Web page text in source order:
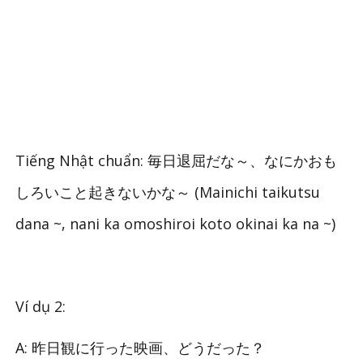
Tiếng Nhật chuẩn: 毎日退屈だな～、なにかおも
しろいこと起きないかな～ (Mainichi taikutsu
dana ~, nani ka omoshiroi koto okinai ka na ~)
Ví dụ 2:
A: 昨日観に行った映画、どうだった？